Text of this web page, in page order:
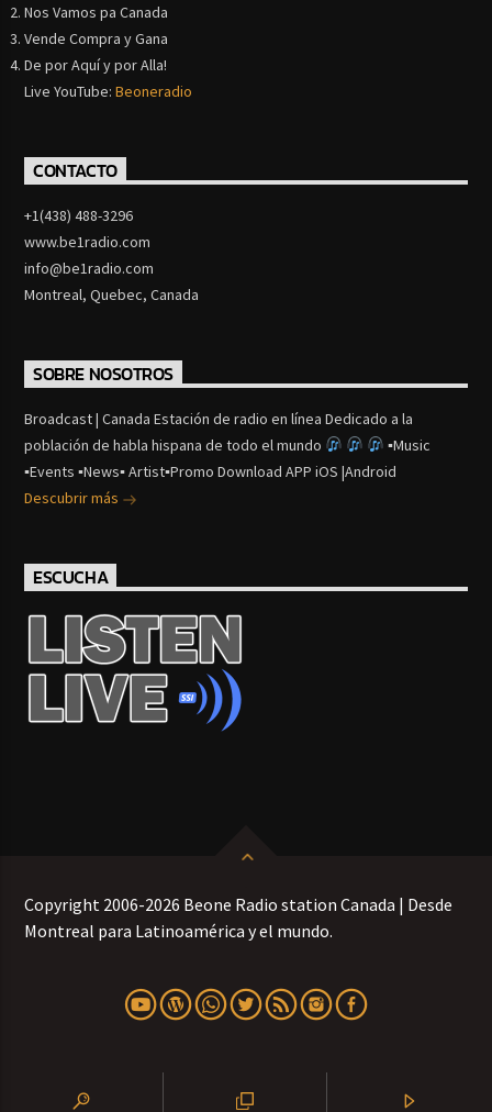
Nos Vamos pa Canada
Vende Compra y Gana
De por Aquí y por Alla!
Live YouTube:Beoneradio
CONTACTO
+1(438) 488-3296
www.be1radio.com
info@be1radio.com
Montreal, Quebec, Canada
SOBRE NOSOTROS
Broadcast | Canada Estación de radio en línea Dedicado a la
población de habla hispana de todo el mundo
▪Music
▪Events ▪News▪ Artist▪Promo Download APP iOS |Android
Descubrir más
ESCUCHA
Copyright 2006-2026 Beone Radio station Canada | Desde
Montreal para Latinoamérica y el mundo.